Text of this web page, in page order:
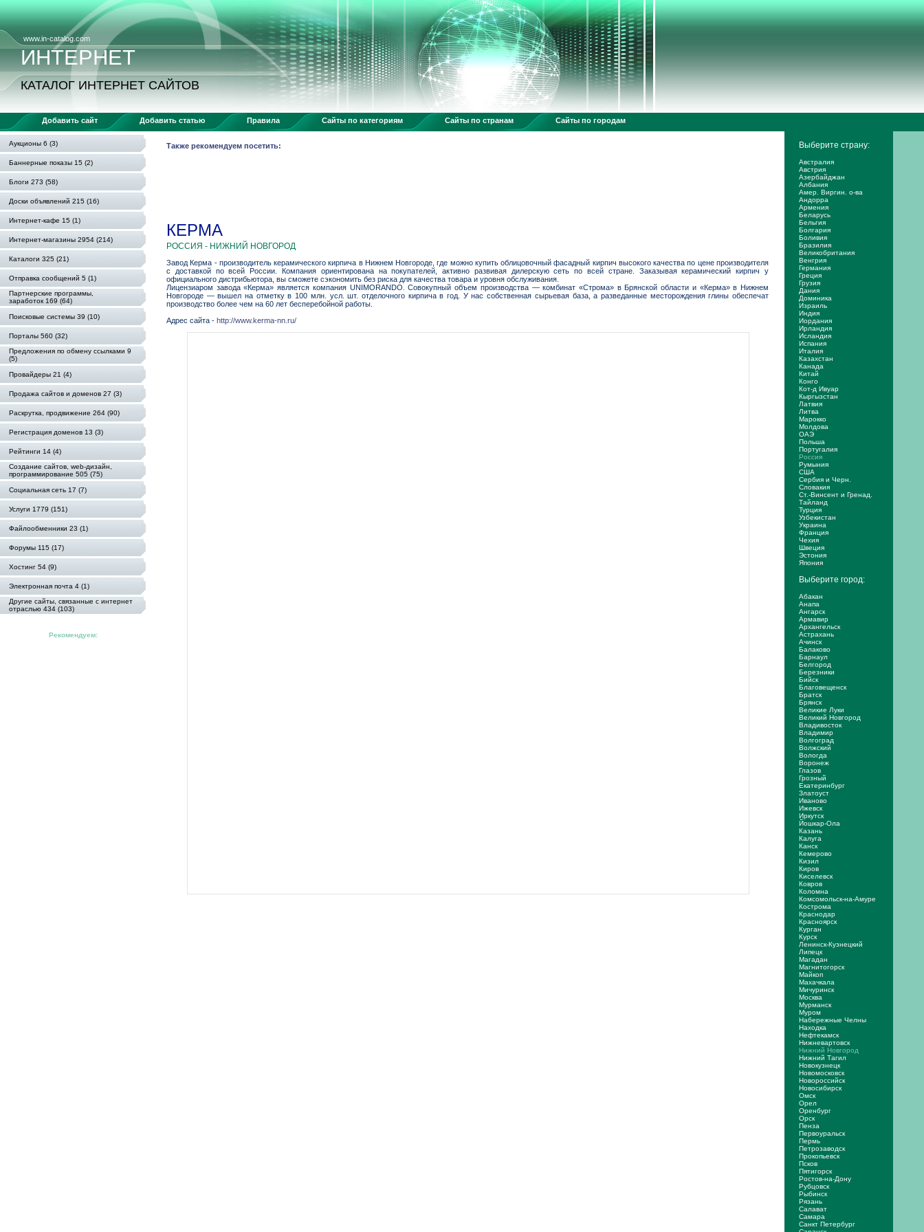
www.in-catalog.com
ИНТЕРНЕТ
КАТАЛОГ ИНТЕРНЕТ САЙТОВ
Добавить сайт Добавить статью Правила Сайты по категориям Сайты по странам Сайты по городам
Аукционы 6 (3)
Баннерные показы 15 (2)
Блоги 273 (58)
Доски объявлений 215 (16)
Интернет-кафе 15 (1)
Интернет-магазины 2954 (214)
Каталоги 325 (21)
Отправка сообщений 5 (1)
Партнерские программы,
заработок 169 (64)
Поисковые системы 39 (10)
Порталы 560 (32)
Предложения по обмену ссылками 9
(5)
Провайдеры 21 (4)
Продажа сайтов и доменов 27 (3)
Раскрутка, продвижение 264 (90)
Регистрация доменов 13 (3)
Рейтинги 14 (4)
Создание сайтов, web-дизайн,
программирование 505 (75)
Социальная сеть 17 (7)
Услуги 1779 (151)
Файлообменники 23 (1)
Форумы 115 (17)
Хостинг 54 (9)
Электронная почта 4 (1)
Другие сайты, связанные с интернет
отраслью 434 (103)
Рекомендуем:
Также рекомендуем посетить:
КЕРМА
РОССИЯ - НИЖНИЙ НОВГОРОД
Завод Керма - производитель керамического кирпича в Нижнем Новгороде, где можно купить облицовочный фасадный кирпич высокого качества по цене производителя
с доставкой по всей России. Компания ориентирована на покупателей, активно развивая дилерскую сеть по всей стране. Заказывая керамический кирпич у
официального дистрибьютора, вы сможете сэкономить без риска для качества товара и уровня обслуживания.
Лицензиаром завода «Керма» является компания UNIMORANDO. Совокупный объем производства — комбинат «Строма» в Брянской области и «Керма» в Нижнем
Новгороде — вышел на отметку в 100 млн. усл. шт. отделочного кирпича в год. У нас собственная сырьевая база, а разведанные месторождения глины обеспечат
производство более чем на 60 лет бесперебойной работы.
Адрес сайта - http://www.kerma-nn.ru/
Выберите страну:
Австралия
Австрия
Азербайджан
Албания
Амер. Виргин. о-ва
Андорра
Армения
Беларусь
Бельгия
Болгария
Боливия
Бразилия
Великобритания
Венгрия
Германия
Греция
Грузия
Дания
Доминика
Израиль
Индия
Иордания
Ирландия
Исландия
Испания
Италия
Казахстан
Канада
Китай
Конго
Кот-д Ивуар
Кыргызстан
Латвия
Литва
Марокко
Молдова
ОАЭ
Польша
Португалия
Россия
Румыния
США
Сербия и Черн.
Словакия
Ст.-Винсент и Гренад.
Тайланд
Турция
Узбекистан
Украина
Франция
Чехия
Швеция
Эстония
Япония
Выберите город:
Абакан
Анапа
Ангарск
Армавир
Архангельск
Астрахань
Ачинск
Балаково
Барнаул
Белгород
Березники
Бийск
Благовещенск
Братск
Брянск
Великие Луки
Великий Новгород
Владивосток
Владимир
Волгоград
Волжский
Вологда
Воронеж
Глазов
Грозный
Екатеринбург
Златоуст
Иваново
Ижевск
Иркутск
Йошкар-Ола
Казань
Калуга
Канск
Кемерово
Кизил
Киров
Киселевск
Ковров
Коломна
Комсомольск-на-Амуре
Кострома
Краснодар
Красноярск
Курган
Курск
Ленинск-Кузнецкий
Липецк
Магадан
Магнитогорск
Майкоп
Махачкала
Мичуринск
Москва
Мурманск
Муром
Набережные Челны
Находка
Нефтекамск
Нижневартовск
Нижний Новгород
Нижний Тагил
Новокузнецк
Новомосковск
Новороссийск
Новосибирск
Омск
Орел
Оренбург
Орск
Пенза
Первоуральск
Пермь
Петрозаводск
Прокопьевск
Псков
Пятигорск
Ростов-на-Дону
Рубцовск
Рыбинск
Рязань
Салават
Самара
Санкт Петербург